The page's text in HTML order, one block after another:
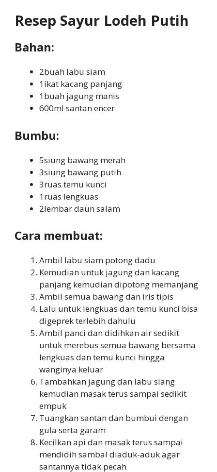
Resep Sayur Lodeh Putih
Bahan:
2buah labu siam
1ikat kacang panjang
1buah jagung manis
600ml santan encer
Bumbu:
5siung bawang merah
3siung bawang putih
3ruas temu kunci
1ruas lengkuas
2lembar daun salam
Cara membuat:
Ambil labu siam potong dadu
Kemudian untuk jagung dan kacang
panjang kemudian dipotong memanjang
Ambil semua bawang dan iris tipis
Lalu untuk lengkuas dan temu kunci bisa
digeprek terlebih dahulu
Ambil panci dan didihkan air sedikit
untuk merebus semua bawang bersama
lengkuas dan temu kunci hingga
wanginya keluar
Tambahkan jagung dan labu siang
kemudian masak terus sampai sedikit
empuk
Tuangkan santan dan bumbui dengan
gula serta garam
Kecilkan api dan masak terus sampai
mendidih sambal diaduk-aduk agar
santannya tidak pecah